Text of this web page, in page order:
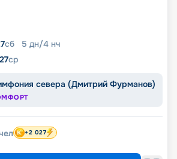
сб 5 дн/4 нч
ср
севера (Дмитрий Фурманов)
+2 027